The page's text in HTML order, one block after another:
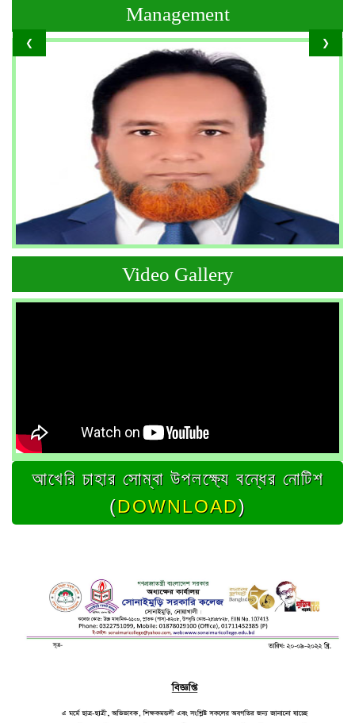
❮ ❯
Management
Video Gallery
আখেরি চাহার সোম্বা উপলক্ষ্যে বন্ধের নোটিশ
(DOWNLOAD)